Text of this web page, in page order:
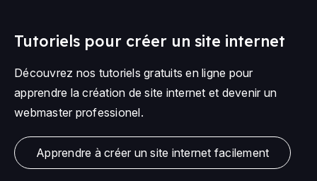
Tutoriels pour créer un site internet
Découvrez nos tutoriels gratuits en ligne pour
apprendre la création de site internet et devenir un
webmaster professionel.
Apprendre à créer un site internet facilement